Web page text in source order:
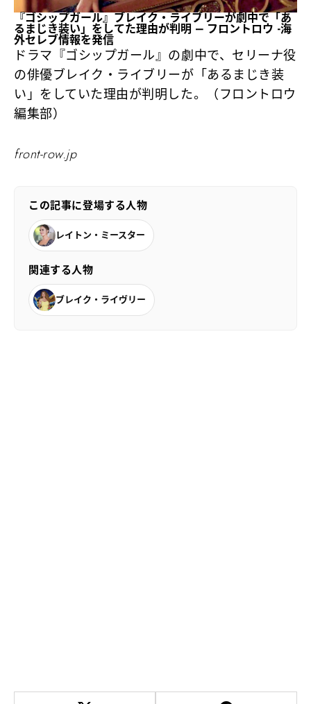
『ゴシップガール』ブレイク・ライブリーが劇中で「あ
るまじき装い」をしてた理由が判明 – フロントロウ -海
外セレブ情報を発信
ドラマ『ゴシップガール』の劇中で、セリーナ役
の俳優ブレイク・ライブリーが「あるまじき装
い」をしていた理由が判明した。（フロントロウ
編集部）
front-row.jp
この記事に登場する人物
レイトン・ミースター
関連する人物
ブレイク・ライヴリー